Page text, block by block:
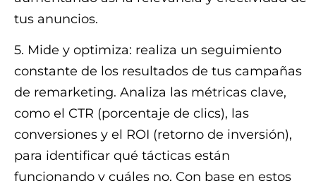
tus anuncios.
5. Mide y optimiza: realiza un seguimiento
constante de los resultados de tus campañas
de remarketing. Analiza las métricas clave,
como el CTR (porcentaje de clics), las
conversiones y el ROI (retorno de inversión),
para identificar qué tácticas están
funcionando y cuáles no. Con base en estos